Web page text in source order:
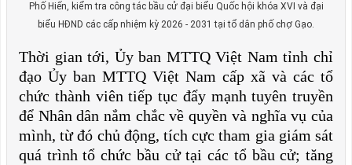
Phố Hiến, kiểm tra công tác bầu cử đại biểu Quốc hội khóa XVI và đại
biểu HĐND các cấp nhiệm kỳ 2026 - 2031 tại tổ dân phố chợ Gạo.
Thời gian tới, Ủy ban MTTQ Việt Nam tỉnh chỉ
đạo Ủy ban MTTQ Việt Nam cấp xã và các tổ
chức thành viên tiếp tục đẩy mạnh tuyên truyền
để Nhân dân nắm chắc về quyền và nghĩa vụ của
mình, từ đó chủ động, tích cực tham gia giám sát
quá trình tổ chức bầu cử tại các tổ bầu cử; tăng